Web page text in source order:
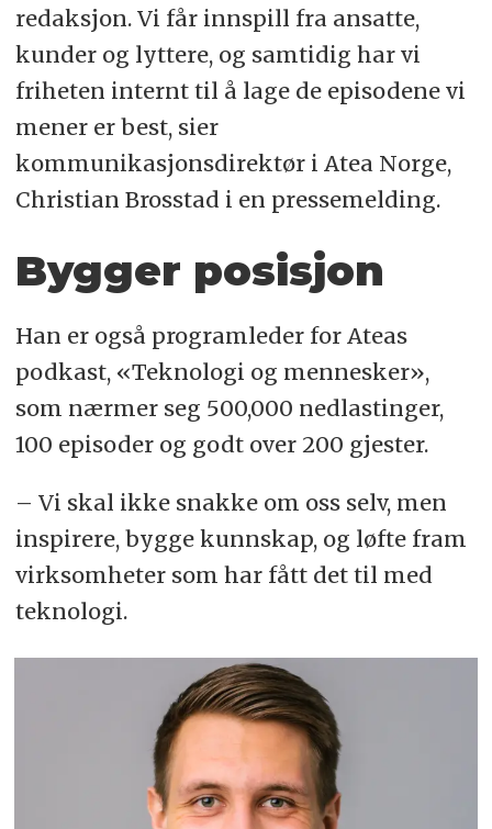
redaksjon. Vi får innspill fra ansatte,
kunder og lyttere, og samtidig har vi
friheten internt til å lage de episodene vi
mener er best, sier
kommunikasjonsdirektør i Atea Norge,
Christian Brosstad i en pressemelding.
Bygger posisjon
Han er også programleder for Ateas
podkast, «Teknologi og mennesker»,
som nærmer seg 500,000 nedlastinger,
100 episoder og godt over 200 gjester.
– Vi skal ikke snakke om oss selv, men
inspirere, bygge kunnskap, og løfte fram
virksomheter som har fått det til med
teknologi.